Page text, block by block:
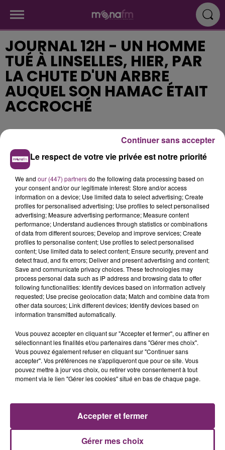
JOURNAL 12H - UN HOMME
TUÉ À LINSELLES, HIER, PAR
LA CHUTE D'UN ARBRE
AUQUEL SON HAMAC ÉTAIT
ACCROCHÉ
ACTUS RADIO
PODCASTS
JEUX
PHOTOS PUBLICITÉ
Le respect de votre vie privée est notre priorité
We and our (447) partnersdo the following data processing based on
your consent and/or our legitimate interest: Store and/or access
information on a device; Use limited data to select advertising; Create
profiles for personalised advertising; Use profiles to select personalised
advertising; Measure advertising performance; Measure content
performance; Understand audiences through statistics or combinations
of data from different sources; Develop and improve services; Create
profiles to personalise content; Use profiles to select personalised
content; Use limited data to select content; Ensure security, prevent and
detect fraud, and fix errors; Deliver and present advertising and content;
Save and communicate privacy choices. These technologies may
process personal data such as IP address and browsing data to offer
following functionalities: Identify devices based on information actively
requested; Use precise geolocation data; Match and combine data from
other data sources; Link different devices; Identify devices based on
information transmitted automatically.
Vous pouvez accepter en cliquant sur "Accepter et fermer", ou affiner en
sélectionnant les finalités et/ou partenaires dans "Gérer mes choix".
Vous pouvez également refuser en cliquant sur "Continuer sans
accepter". Vos préférences ne s'appliqueront que pour ce site. Vous
pouvez mettre à jour vos choix, ou retirer votre consentement à tout
moment via le lien "Gérer les cookies" situé en bas de chaque page.
Gérer mes choix
Accepter et fermer
Continuer sans accepter